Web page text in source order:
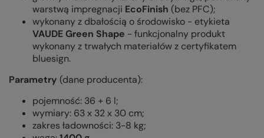
warstwą impregnacji EcoFinish (bez PFC);
wykonany z dbałością o środowisko - etykieta
VAUDE Green Shape - funkcjonalny produkt
wykonany z trwałych materiałów z certyfikatem
bluesign.
Parametry (dane producenta):
pojemność: 36 + 6 l;
wymiary: 63 x 32 x 30 cm;
zakres ładowności: 3-8 kg;